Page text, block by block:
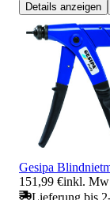
Details anzeigen
Gesipa
151,99 €inkl.
Lieferung bis